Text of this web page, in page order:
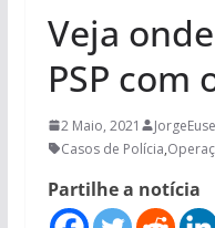
Veja
PSP com
2 Maio, 2021
Casos de Polícia,
Partilhe a notícia